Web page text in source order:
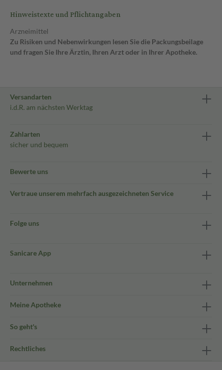
Hinweistexte und Pflichtangaben
Arzneimittel
Zu Risiken und Nebenwirkungen lesen Sie die Packungsbeilage
und fragen Sie Ihre Ärztin, Ihren Arzt oder in Ihrer Apotheke.
Versandarten
i.d.R. am nächsten Werktag
Zahlarten
sicher und bequem
Bewerte uns
Vertraue unserem mehrfach ausgezeichneten Service
Folge uns
Sanicare App
Unternehmen
Meine Apotheke
So geht's
Rechtliches